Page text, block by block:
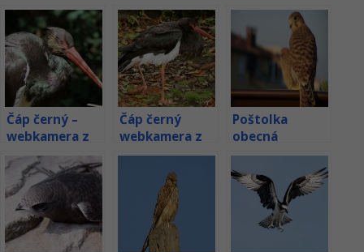
Čáp černý –
webkamera z
hnízda v
Estonsku
Čáp černý
webkamera z
hnízda v
Lotyšsku
Poštolka
obecná
webkamera z
hnízda